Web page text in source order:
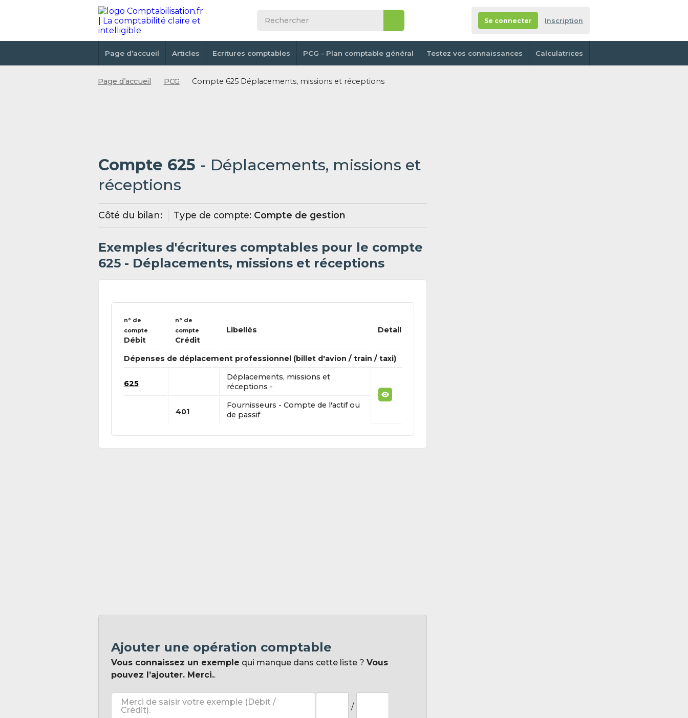
Se connecter Inscription
Page d’accueil Articles Ecritures comptables PCG - Plan comptable général Testez vos connaissances Calculatrices
Page d’accueil PCG Compte 625 Déplacements, missions et réceptions
Compte 625 - Déplacements, missions et
réceptions
Côté du bilan: Type de compte: Compte de gestion
Exemples d'écritures comptables pour le compte
625 - Déplacements, missions et réceptions
n° de
compte
Débit
n° de
compte
Crédit
Libellés Detail
Dépenses de déplacement professionnel (billet d'avion / train / taxi)
625
Déplacements, missions et
réceptions -
401
Fournisseurs - Compte de l'actif ou
de passif
Ajouter une opération comptable
Vous connaissez un exemple qui manque dans cette liste ? Vous
pouvez l’ajouter. Merci..
Merci de saisir votre exemple (Débit /
Crédit).
/